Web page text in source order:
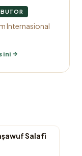
Internasional
ini
Salafī